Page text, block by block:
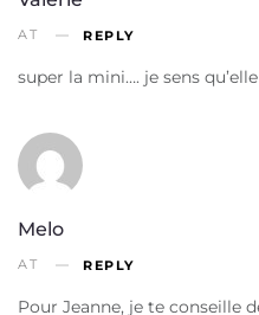
AT REPLY
super la mini…. je sens
Melo
AT REPLY
Pour Jeanne, je te conseille